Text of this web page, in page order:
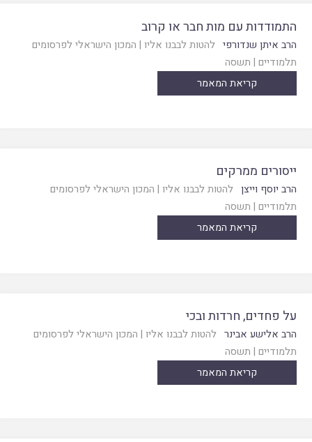
התמודדות עם מות חבר או קרוב
הרב איתן שנדורפי להטות לבבנו אליו | המכון הישראלי לפרסומים
תלמודיים | תשסה
קריאת המאמר
ייסורים ממרקים
הרב יוסף וייצן להטות לבבנו אליו | המכון הישראלי לפרסומים
תלמודיים | תשסה
קריאת המאמר
על פחדים, חרדות ובכי
הרב אלישע אבינר להטות לבבנו אליו | המכון הישראלי לפרסומים
תלמודיים | תשסה
קריאת המאמר